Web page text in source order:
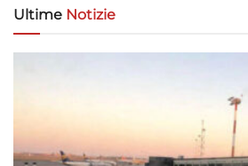
Ultime Notizie